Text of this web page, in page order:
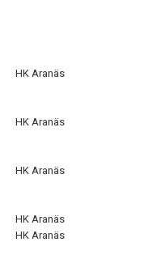
HK Aranäs
HK Aranäs
HK Aranäs
HK Aranäs
HK Aranäs